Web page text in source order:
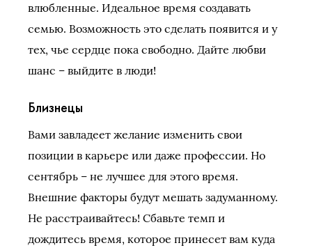
влюбленные. Идеальное время создавать
семью. Возможность это сделать появится и у
тех, чье сердце пока свободно. Дайте любви
шанс – выйдите в люди!
Близнецы
Вами завладеет желание изменить свои
позиции в карьере или даже профессии. Но
сентябрь – не лучшее для этого время.
Внешние факторы будут мешать задуманному.
Не расстраивайтесь! Сбавьте темп и
дождитесь время, которое принесет вам куда